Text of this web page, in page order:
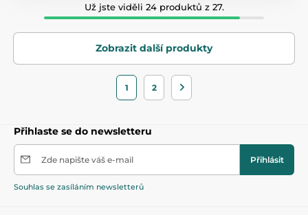
Už jste viděli 24 produktů z 27.
Zobrazit další produkty
1 2
Přihlaste se do newsletteru
Zde napište váš e-mail Přihlásit
Souhlas se zasíláním newsletterů